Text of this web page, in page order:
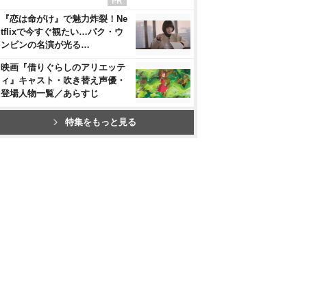
『恋は命がけ』で魅力炸裂！Ne
tflixで今すぐ観たい…パク・ウ
ンビンの名演が光る…
映画『借りぐらしのアリエッテ
ィ』キャスト・吹き替え声優・
登場人物一覧／あらすじ
特集をもっと見る